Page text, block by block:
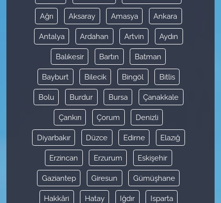
Ağrı Aksaray Amasya Ankara
Antalya Ardahan Artvin Aydın
Balıkesir Bartın Batman
Bayburt Bilecik Bingöl Bitlis
Bolu Burdur Bursa Çanakkale
Çankırı Çorum Denizli
Diyarbakır Düzce Edirne Elazığ
Erzincan Erzurum Eskişehir
Gaziantep Giresun Gümüşhane
Hakkâri Hatay Iğdır Isparta